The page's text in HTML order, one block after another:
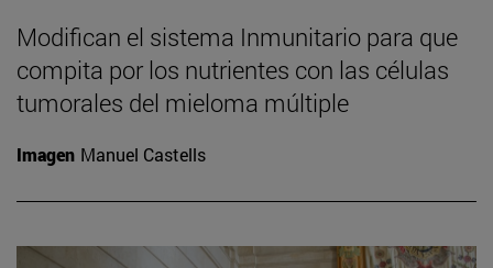
Modifican el sistema Inmunitario para que
compita por los nutrientes con las células
tumorales del mieloma múltiple
Imagen Manuel Castells